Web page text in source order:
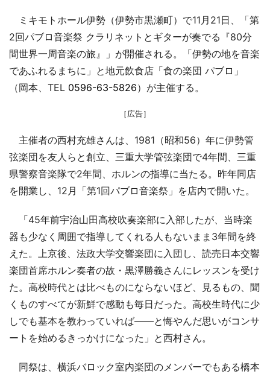
ミキモトホール伊勢（伊勢市黒瀬町）で11月21日、「第
2回パブロ音楽祭 クラリネットとギターが奏でる『80分
間世界一周音楽の旅』」が開催される。「伊勢の地を音楽
であふれるまちに」と地元飲食店「食の楽団 パブロ」
（岡本、TEL 0596-63-5826）が主催する。
［広告］
主催者の西村充雄さんは、1981（昭和56）年に伊勢管
弦楽団を友人らと創立、三重大学管弦楽団で4年間、三重
県警察音楽隊で2年間、ホルンの指導に当たる。昨年同店
を開業し、12月「第1回パブロ音楽祭」を店内で開いた。
「45年前宇治山田高校吹奏楽部に入部したが、当時楽
器も少なく周囲で指導してくれる人もないまま3年間を終
えた。上京後、法政大学交響楽団に入団し、読売日本交響
楽団首席ホルン奏者の故・黒澤勝義さんにレッスンを受け
た。高校時代とは比べものにならないほど、見るもの、聞
くものすべてが新鮮で感動も毎日だった。高校生時代に少
しでも基本を教わっていれば――と悔やんだ思いがコンサ
ートを始めるきっかけになった」と西村さん。
同祭は、横浜バロック室内楽団のメンバーでもある橋本